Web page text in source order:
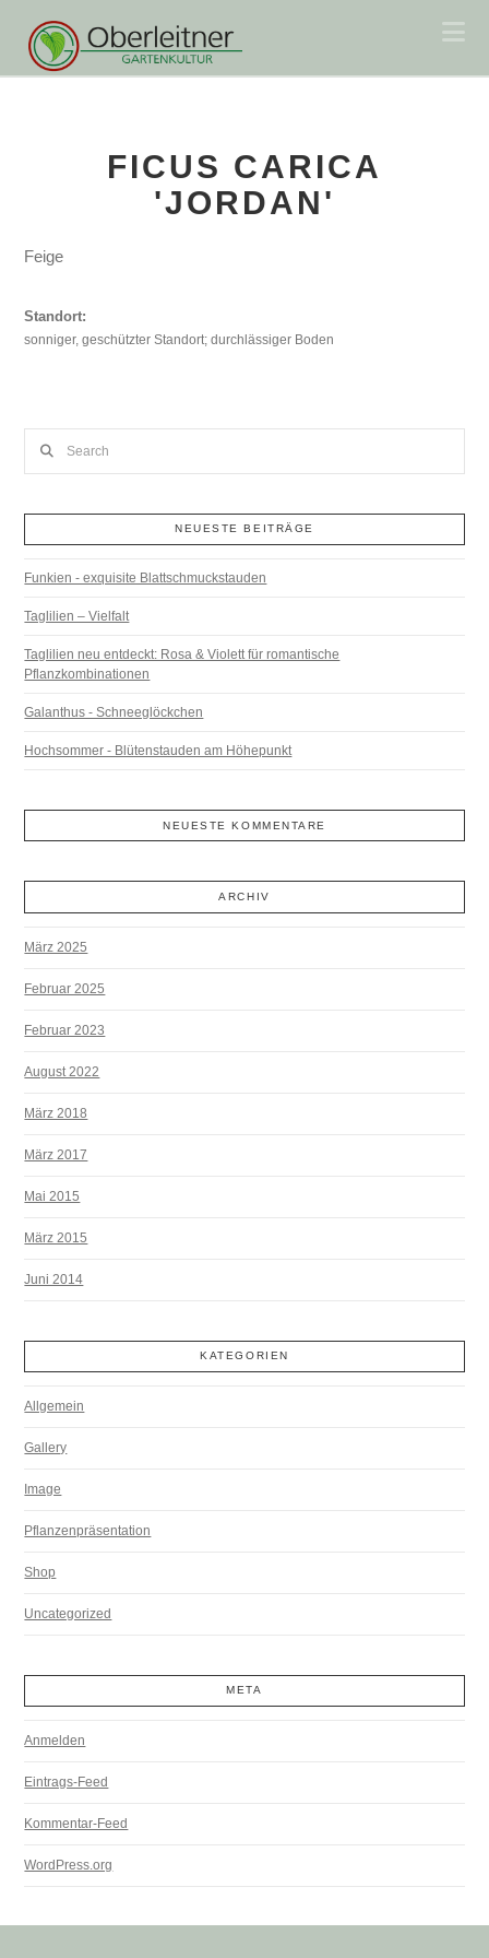
FICUS CARICA
'JORDAN'
Feige
Standort:
sonniger, geschützter Standort; durchlässiger Boden
NEUESTE BEITRÄGE
Funkien - exquisite Blattschmuckstauden
Taglilien – Vielfalt
Taglilien neu entdeckt: Rosa & Violett für romantische
Pflanzkombinationen
Galanthus - Schneeglöckchen
Hochsommer - Blütenstauden am Höhepunkt
NEUESTE KOMMENTARE
ARCHIV
März 2025
Februar 2025
Februar 2023
August 2022
März 2018
März 2017
Mai 2015
März 2015
Juni 2014
KATEGORIEN
Allgemein
Gallery
Image
Pflanzenpräsentation
Shop
Uncategorized
META
Anmelden
Eintrags-Feed
Kommentar-Feed
WordPress.org